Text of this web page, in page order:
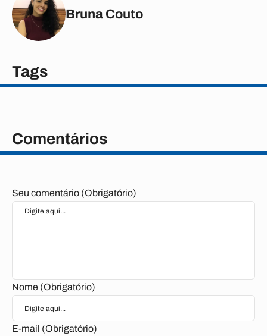
Bruna Couto
Tags
Comentários
Seu comentário (Obrigatório)
Nome (Obrigatório)
E-mail (Obrigatório)